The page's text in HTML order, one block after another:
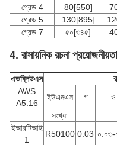
গ্রেড 4
80[550]
গ্রেড 5
130[895]
গ্রেড 7
৫০[৩৪৫]
4. রাসায়নিক রচনা প্রয়োজনীয়তা
এডব্লিউএস
AWS
A5.16
ইউএনএস গ ও
সংখ্যা
ইআরটিআই
1
R50100 0.03 ০.০৩-